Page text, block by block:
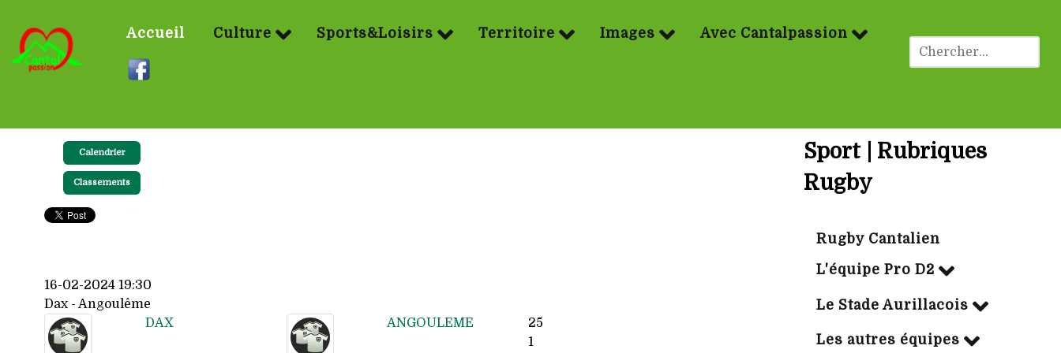
Accueil Culture Sports&Loisirs Territoire Images Avec Cantalpassion
Calendrier
Classements
16-02-2024 19:30
Dax - Angoulême
DAX
ANGOULEME
25
1
Sport | Rubriques
Rugby
Rugby Cantalien
L'équipe Pro D2
Le Stade Aurillacois
Les autres équipes